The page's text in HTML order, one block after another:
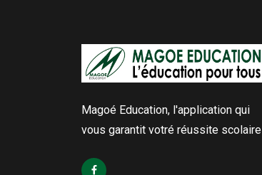
Magoé Education, l'application qui
vous garantit votré réussite scolaire